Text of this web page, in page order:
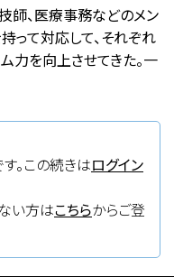
師、医療事務などのメン
って対応して、それぞれ
力を向上させてきた。一
。この続きはログイン
い方はこちらからご登